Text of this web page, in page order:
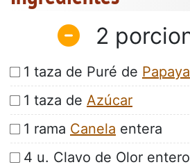
2
1 taza de Puré de Papaya
1 taza de Azúcar
1 rama Canela entera
4 u. Clavo de Olor entero